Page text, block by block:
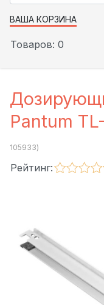
ВАША КОРЗИНА
Товаров: 0
Pantum
105933)
Рейтинг: